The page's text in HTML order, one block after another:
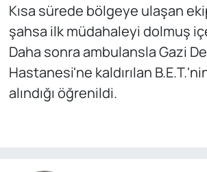
Kısa sürede bölgeye ulaşan
şahsa ilk müdahaleyi dolmuş
Daha sonra ambulansla Gazi
Hastanesi'ne kaldırılan
alındığı öğrenildi.